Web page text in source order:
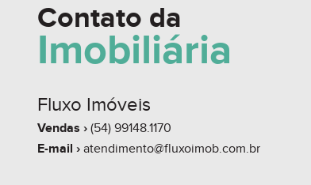
Contato da
Imobiliária
Fluxo Imóveis
Vendas ›(54) 99148.1170
E-mail ›atendimento@fluxoimob.com.br